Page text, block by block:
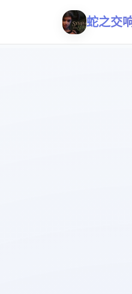
蛇之交